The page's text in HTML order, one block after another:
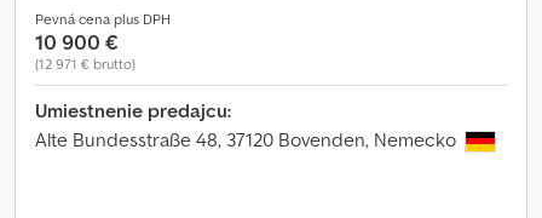
Pevná cena plus DPH
10 900 €
(12 971 € brutto)
Umiestnenie predajcu:
Alte Bundesstraße 48, 37120 Bovenden, Nemecko